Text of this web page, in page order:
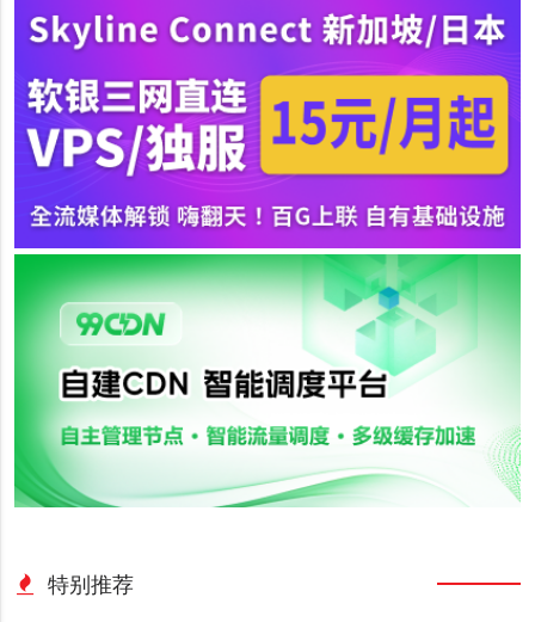
特别推荐